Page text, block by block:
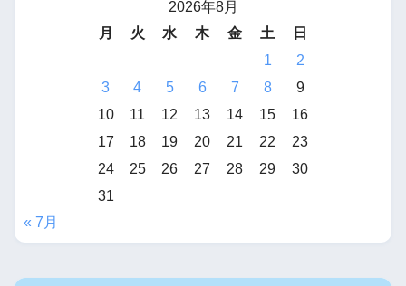
2026年8月
月
火 水 木 金 土
日
1
2
3
4 5 6 7 8
9
10
11 12 13 14 15
16
17
18 19 20 21 22
23
24
25 26 27 28 29
30
31
« 7月